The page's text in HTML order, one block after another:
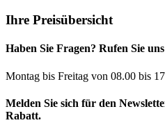
Ihre Preisübersicht
Haben Sie Fragen? Rufen Sie
Montag bis Freitag von 08.00 bis
Melden Sie sich für den
Rabatt.